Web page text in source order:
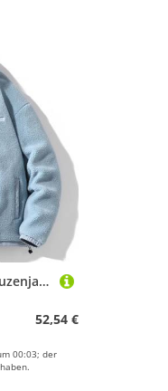
SKFLABOOF Damen Kapuzenjacke Sherpa Jacke Damen Teddybär Zip Up Hoodie Sweatshirt Casual Winter Warm Weich Outwear Mantel
52,54 €
00:03; der